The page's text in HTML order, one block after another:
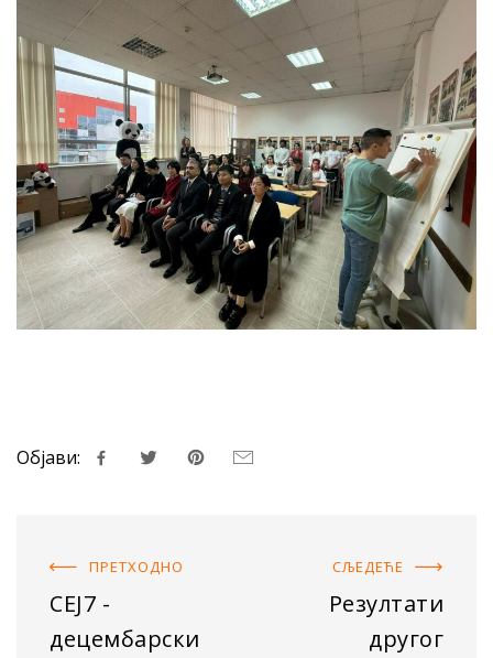
Објави:
ПРЕТХОДНO
СЕЈ7 -
децембарски
СЉЕДЕЋE
Резултати
другог